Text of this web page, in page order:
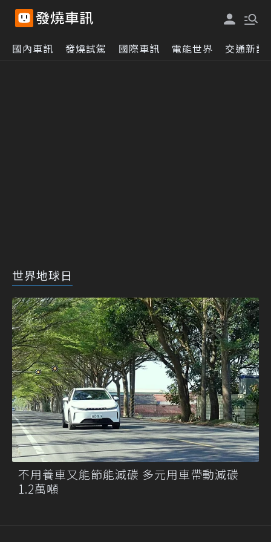
國內車訊 發燒試駕 國際車訊 電能世界 交通新訊
世界地球日
不用養車又能節能減碳 多元用車帶動減碳
1.2萬噸